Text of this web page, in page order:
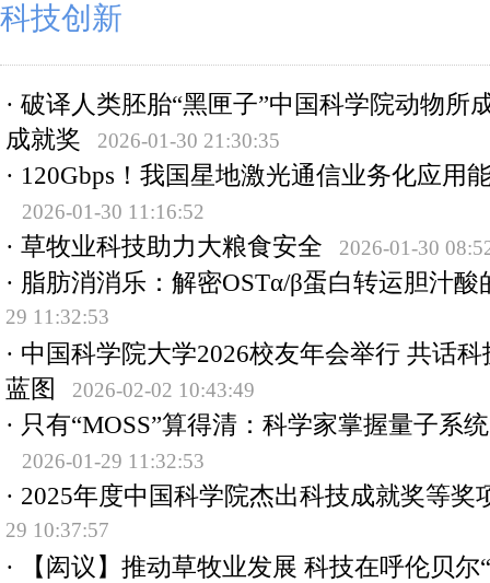
科技创新
· 破译人类胚胎“黑匣子”中国科学院动物所
成就奖
2026-01-30 21:30:35
· 120Gbps！我国星地激光通信业务化应用
2026-01-30 11:16:52
· 草牧业科技助力大粮食安全 2026-01-30
· 脂肪消消乐：解密OSTα/β蛋白转运胆汁酸
29 11:32:53
· 中国科学院大学2026校友年会举行 共话
蓝图
2026-02-02 10:43:49
· 只有“MOSS”算得清：科学家掌握量子系
2026-01-29 11:32:53
· 2025年度中国科学院杰出科技成就奖等奖
29 10:37:57
·
【闳议】推动草牧业发展 科技在呼伦贝尔